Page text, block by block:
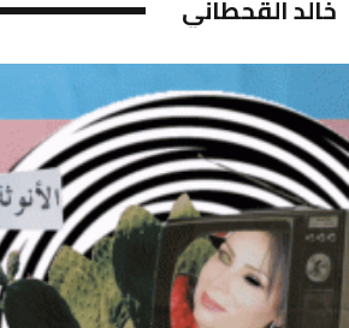
خالد القحطاني